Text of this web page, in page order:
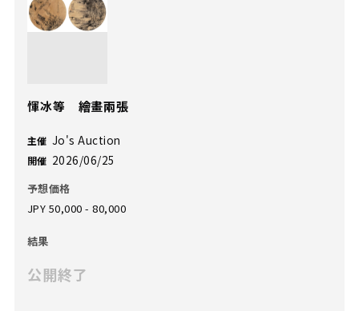
惲冰等 繪畫兩張
主催 Jo's Auction
開催 2026/06/25
予想価格
JPY 50,000 - 80,000
結果
公開終了